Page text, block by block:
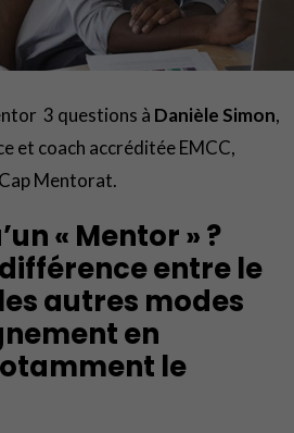
3 questions à Danièle Simon,
et coach accréditée EMCC,
Mentorat.
« Mentor » ?
entre le
autres modes
en
le